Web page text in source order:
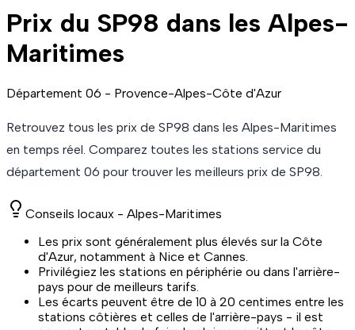
Prix du SP98 dans les Alpes-
Maritimes
Département 06 - Provence-Alpes-Côte d'Azur
Retrouvez tous les prix de SP98 dans les Alpes-Maritimes
en temps réel. Comparez toutes les stations service du
département 06 pour trouver les meilleurs prix de SP98.
Conseils locaux - Alpes-Maritimes
Les prix sont généralement plus élevés sur la Côte
d'Azur, notamment à Nice et Cannes.
Privilégiez les stations en périphérie ou dans l'arrière-
pays pour de meilleurs tarifs.
Les écarts peuvent être de 10 à 20 centimes entre les
stations côtières et celles de l'arrière-pays - il est